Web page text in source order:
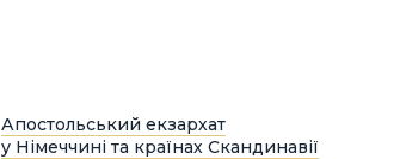
Апостольський екзархат
у Німеччині та країнах Скандинавії